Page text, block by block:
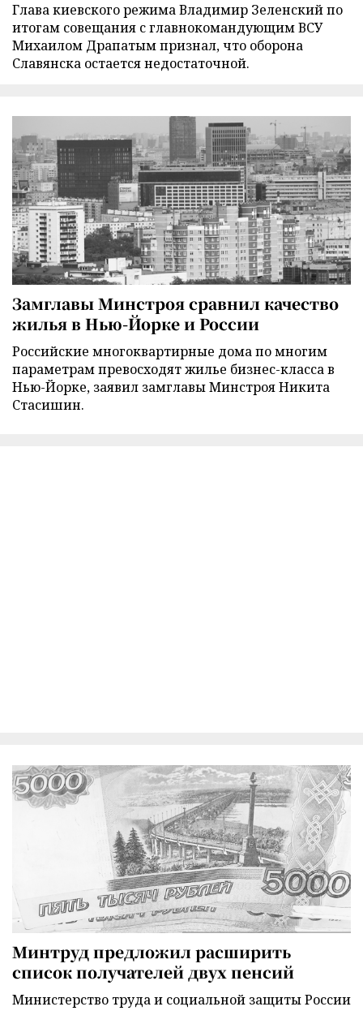
Глава киевского режима Владимир Зеленский по
итогам совещания с главнокомандующим ВСУ
Михаилом Драпатым признал, что оборона
Славянска остается недостаточной.
Замглавы Минстроя сравнил качество
жилья в Нью-Йорке и России
Российские многоквартирные дома по многим
параметрам превосходят жилье бизнес-класса в
Нью-Йорке, заявил замглавы Минстроя Никита
Стасишин.
Минтруд предложил расширить
список получателей двух пенсий
Министерство труда и социальной защиты России